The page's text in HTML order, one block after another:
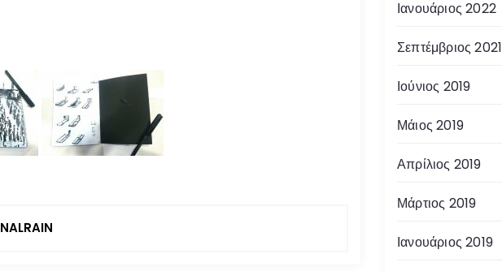
Ιανουάριος 2022
Σεπτέμβριος 2021
Ιούνιος 2019
Μάιος 2019
Απρίλιος 2019
Μάρτιος 2019
Ιανουάριος 2019